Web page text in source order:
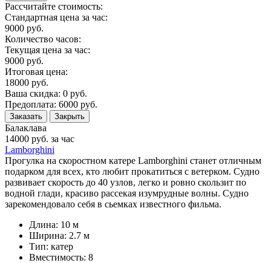
Рассчитайте стоимость:
Стандартная цена за час:
9000 руб.
Количество часов:
Текущая цена за час:
9000 руб.
Итоговая цена:
18000 руб.
Ваша скидка: 0 руб.
Предоплата: 6000 руб.
Заказать Закрыть
Балаклава
14000 руб. за час
Lamborghini
Прогулка на скоростном катере Lamborghini станет отличным
подарком для всех, кто любит прокатиться с ветерком. Судно
развивает скорость до 40 узлов, легко и ровно скользит по
водной глади, красиво рассекая изумрудные волны. Судно
зарекомендовало себя в сьемках известного фильма.
Длина: 10 м
Ширина: 2.7 м
Тип: катер
Вместимость: 8